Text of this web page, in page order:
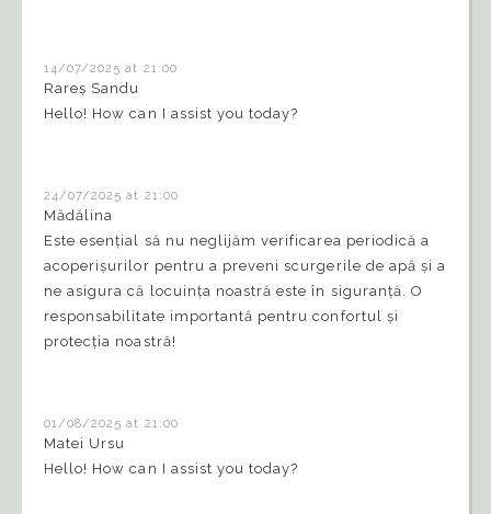
14/07/2025 at 21:00
Rareș Sandu
Hello! How can I assist you today?
24/07/2025 at 21:00
Mădălina
Este esențial să nu neglijăm verificarea periodică a
acoperișurilor pentru a preveni scurgerile de apă și a
ne asigura că locuința noastră este în siguranță. O
responsabilitate importantă pentru confortul și
protecția noastră!
01/08/2025 at 21:00
Matei Ursu
Hello! How can I assist you today?